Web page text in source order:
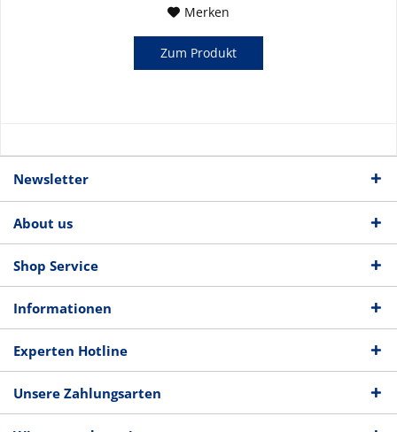
Merken
Zum Produkt
Newsletter
About us
Shop Service
Informationen
Experten Hotline
Unsere Zahlungsarten